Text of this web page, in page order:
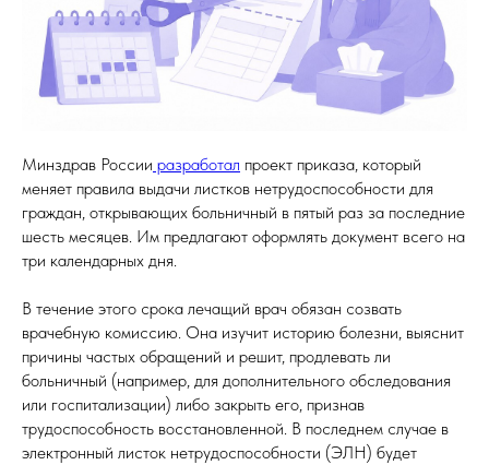
Минздрав России разработал проект приказа, который
меняет правила выдачи листков нетрудоспособности для
граждан, открывающих больничный в пятый раз за последние
шесть месяцев. Им предлагают оформлять документ всего на
три календарных дня.
В течение этого срока лечащий врач обязан созвать
врачебную комиссию. Она изучит историю болезни, выяснит
причины частых обращений и решит, продлевать ли
больничный (например, для дополнительного обследования
или госпитализации) либо закрыть его, признав
трудоспособность восстановленной. В последнем случае в
электронный листок нетрудоспособности (ЭЛН) будет